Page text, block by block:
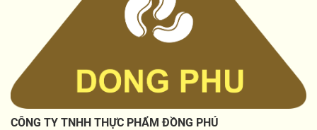
CÔNG TY TNHH THỰC PHẨM ĐỒNG PHÚ